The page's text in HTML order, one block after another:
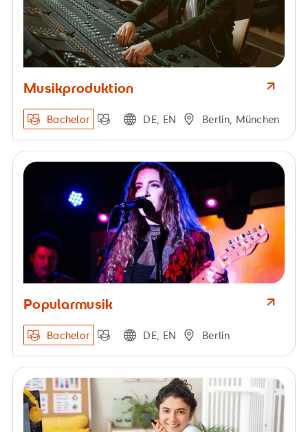
Musikproduktion
Bachelor DE, EN Berlin, München
Popularmusik
Bachelor DE, EN Berlin